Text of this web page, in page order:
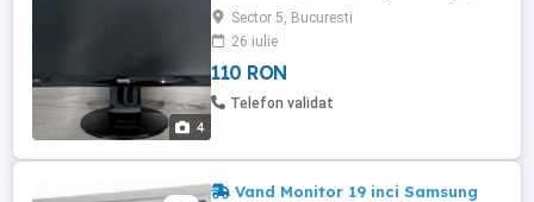
4
pentru calitate superioară a imaginii.
Monitorul este folosit, dar in perfecta
stare de functionare cu cablu de
alimentare, suport fix sau suport reglabil
pe inaltime. Predare personala Bucuresti
Sector 5, Bucuresti
26 iulie
110 RON
Telefon validat
Vand Monitor 19 inci Samsung